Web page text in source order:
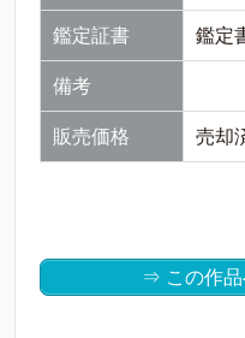
鑑定証書 鑑定
備考
販売価格 売却
⇒ この作品